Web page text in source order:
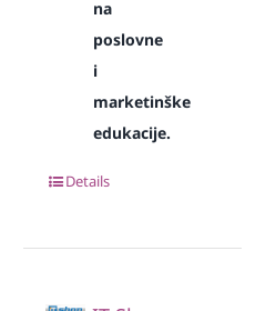
na
poslovne
i
marketinške
edukacije.
Details